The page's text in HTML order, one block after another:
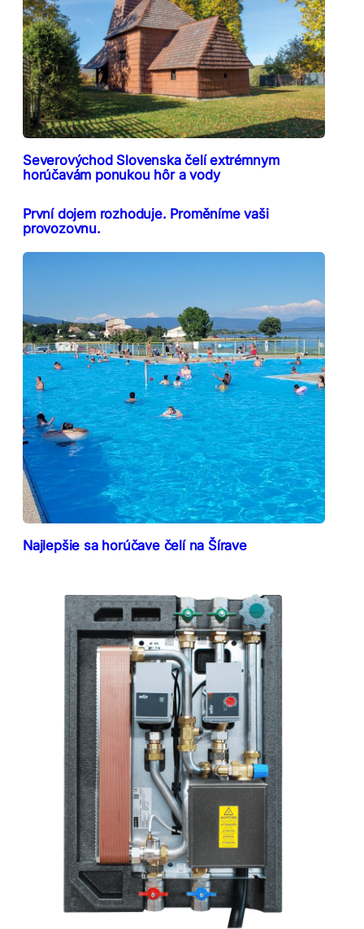
Severovýchod Slovenska čelí extrémnym
horúčavám ponukou hôr a vody
První dojem rozhoduje. Proměníme vaši
provozovnu.
Najlepšie sa horúčave čelí na Šírave